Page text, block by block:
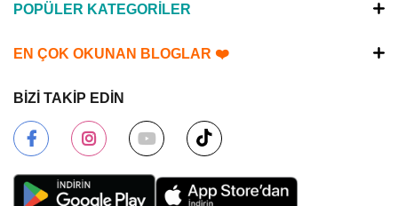
POPÜLER KATEGORİLER
EN ÇOK OKUNAN BLOGLAR ❤️
BİZİ TAKİP EDİN